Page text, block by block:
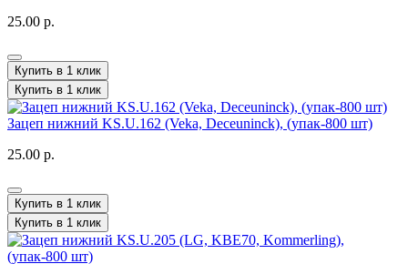
25.00 р.
Купить в 1 клик
Купить в 1 клик
Зацеп нижний KS.U.162 (Veka, Deceuninck), (упак-800 шт)
25.00 р.
Купить в 1 клик
Купить в 1 клик